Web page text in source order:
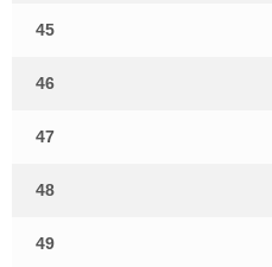
45
46
47
48
49